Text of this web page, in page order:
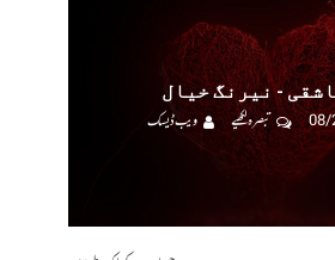
‌- نیرنگ خیال
08/
تبصرہ لکھیے ویب ڈیسک